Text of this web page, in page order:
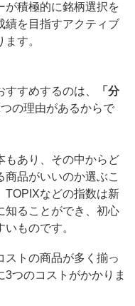
が積極的に銘柄選択を
績を目指すアクティブ
す。
すめするのは、
「分
の理由があるからで
もあり、その中からど
品がいいのか選ぶこ
TOPIXなどの指数は新
知ることができ、初心
ものです。
ストの商品が多く揃っ
つのコストがかかりま